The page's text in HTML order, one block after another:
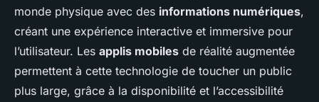
monde physique avec des informations numériques,
créant une expérience interactive et immersive pour
l’utilisateur. Les applis mobiles de réalité augmentée
permettent à cette technologie de toucher un public
plus large, grâce à la disponibilité et l’accessibilité